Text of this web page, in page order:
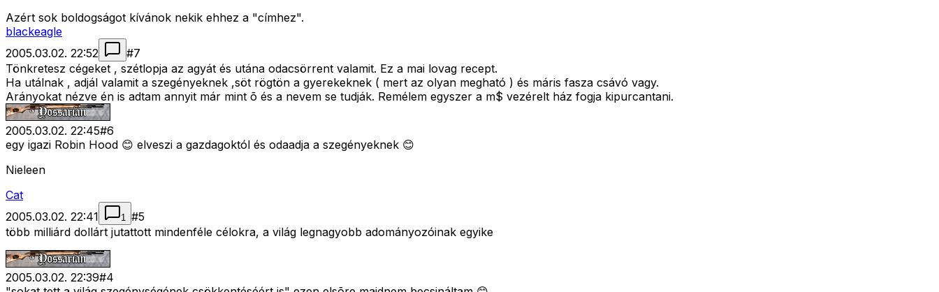
Azért sok boldogságot kívánok nekik ehhez a "címhez".
blackeagle
2005.03.02. 22:52
#7
Tönkretesz cégeket , szétlopja az agyát és utána odacsörrent valamit. Ez a mai lovag recept.
Ha utálnak , adjál valamit a szegényeknek ,söt rögtön a gyerekeknek ( mert az olyan megható ) és máris fasza csávó vagy.
Arányokat nézve én is adtam annyit már mint õ és a nevem se tudják. Remélem egyszer a m$ vezérelt ház fogja kipurcantani.
2005.03.02. 22:45#6
egy igazi Robin Hood 😊 elveszi a gazdagoktól és odaadja a szegényeknek 😊
Nieleen
Cat
2005.03.02. 22:41
1 #5
több milliárd dollárt jutattott mindenféle célokra, a világ legnagyobb adományozóinak egyike
2005.03.02. 22:39#4